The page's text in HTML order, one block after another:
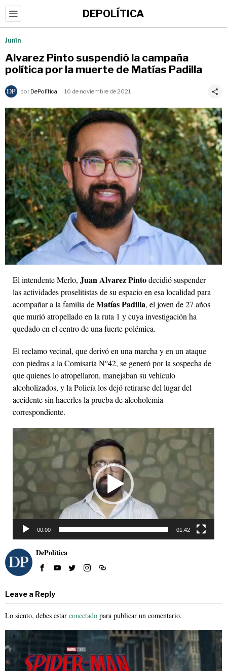
DEPOLÍTICA
Junín
Alvarez Pinto suspendió la campaña
política por la muerte de Matías Padilla
por DePolítica 10 de noviembre de 2021
El intendente Merlo, Juan Alvarez Pintodecidió suspender
las actividades proselitistas de su espacio en esa localidad para
acompañar a la familia deMatías Padilla, el joven de 27 años
que murió atropellado en la ruta 1 y cuya investigación ha
quedado en el centro de una fuerte polémica.
El reclamo vecinal, que derivó en una marcha y en un ataque
con piedras a la Comisaría N°42, se generó por la sospecha de
que quienes lo atropellaron, manejaban su vehículo
alcoholizados, y la Policía los dejó retirarse del lugar del
accidente sin hacerles la prueba de alcoholemia
correspondiente.
Reproductor
de
vídeo
00:00 01:42
DePolítica
Leave a Reply
Lo siento, debes estar conectado para publicar un comentario.